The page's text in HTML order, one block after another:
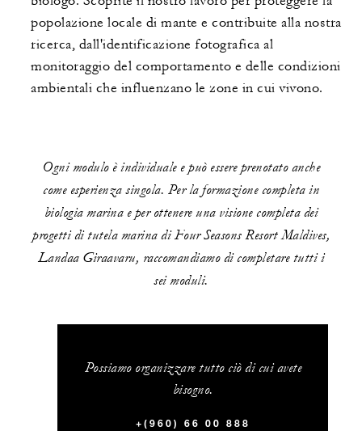
popolazione locale di mante e contribuite alla nostra
ricerca, dall'identificazione fotografica al
monitoraggio del comportamento e delle condizioni
ambientali che influenzano le zone in cui vivono.
Ogni modulo è individuale e può essere prenotato anche
come esperienza singola. Per la formazione completa in
biologia marina e per ottenere una visione completa dei
progetti di tutela marina di Four Seasons Resort Maldives,
Landaa Giraavaru, raccomandiamo di completare tutti i
sei moduli.
Possiamo organizzare tutto ciò di cui avete
bisogno.
+(960) 66 00 888